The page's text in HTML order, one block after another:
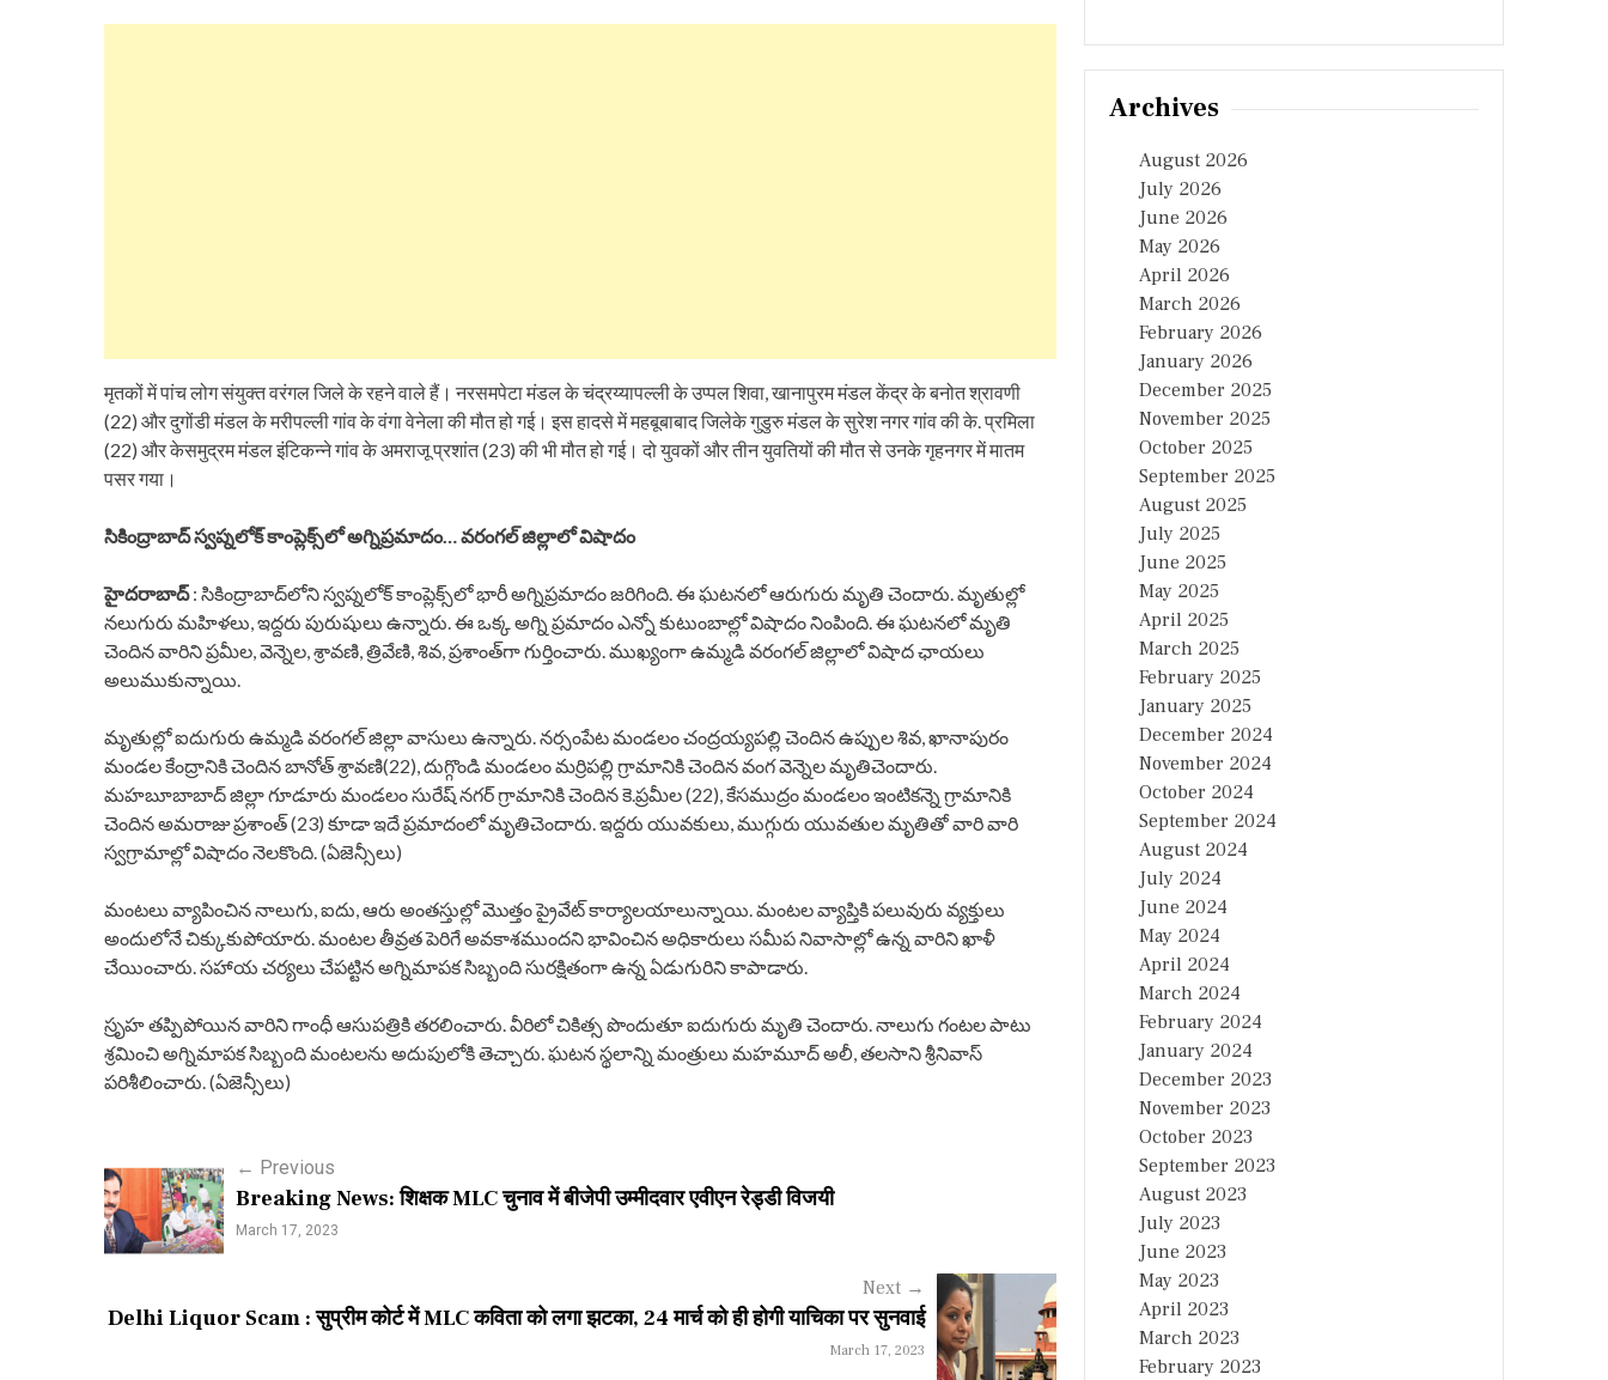
मृतकों में पांच लोग संयुक्त वरंगल जिले के रहने वाले हैं। नरसमपेटा मंडल के चंद्रय्यापल्ली के उप्पल शिवा, खानापुरम मंडल केंद्र के बनोत श्रावणी
(22) और दुगोंडी मंडल के मरीपल्ली गांव के वंगा वेनेला की मौत हो गई। इस हादसे में महबूबाबाद जिलेके गुडुरु मंडल के सुरेश नगर गांव की के. प्रमिला
(22) और केसमुद्रम मंडल इंटिकन्ने गांव के अमराजू प्रशांत (23) की भी मौत हो गई। दो युवकों और तीन युवतियों की मौत से उनके गृहनगर में मातम
पसर गया।
సికింద్రాబాద్‌ స్వప్నలోక్‌ కాంప్లెక్స్‌లో అగ్నిప్రమాదం… వరంగల్ జిల్లాలో విషాదం
హైదరాబాద్: సికింద్రాబాద్‌లోని స్వప్నలోక్‌ కాంప్లెక్స్‌లో భారీ అగ్నిప్రమాదం జరిగింది. ఈ ఘటనలో ఆరుగురు మృతి చెందారు. మృతుల్లో
నలుగురు మహిళలు, ఇద్దరు పురుషులు ఉన్నారు. ఈ ఒక్క అగ్ని ప్రమాదం ఎన్నో కుటుంబాల్లో విషాదం నింపింది. ఈ ఘటనలో మృతి
చెందిన వారిని ప్రమీల, వెన్నెల, శ్రావణి, త్రివేణి, శివ, ప్రశాంత్‌గా గుర్తించారు. ముఖ్యంగా ఉమ్మడి వరంగల్ జిల్లాలో విషాద ఛాయలు
అలుముకున్నాయి.
మృతుల్లో ఐదుగురు ఉమ్మడి వరంగల్ జిల్లా వాసులు ఉన్నారు. నర్సంపేట మండలం చంద్రయ్యపల్లి చెందిన ఉప్పుల శివ, ఖానాపురం
మండల కేంద్రానికి చెందిన బానోత్ శ్రావణి(22), దుగ్గొండి మండలం మర్రిపల్లి గ్రామానికి చెందిన వంగ వెన్నెల మృతిచెందారు.
మహబూబాబాద్ జిల్లా గూడూరు మండలం సురేష్ నగర్ గ్రామానికి చెందిన కె.ప్రమీల (22), కేసముద్రం మండలం ఇంటికన్నె గ్రామానికి
చెందిన అమరాజు ప్రశాంత్ (23) కూడా ఇదే ప్రమాదంలో మృతిచెందారు. ఇద్దరు యువకులు, ముగ్గురు యువతుల మృతితో వారి వారి
స్వగ్రామాల్లో విషాదం నెలకొంది. (ఏజెన్సీలు)
మంటలు వ్యాపించిన నాలుగు, ఐదు, ఆరు అంతస్తుల్లో మొత్తం ప్రైవేట్‌ కార్యాలయాలున్నాయి. మంటల వ్యాప్తికి పలువురు వ్యక్తులు
అందులోనే చిక్కుకుపోయారు. మంటల తీవ్రత పెరిగే అవకాశముందని భావించిన అధికారులు సమీప నివాసాల్లో ఉన్న వారిని ఖాళీ
చేయించారు. సహాయ చర్యలు చేపట్టిన అగ్నిమాపక సిబ్బంది సురక్షితంగా ఉన్న ఏడుగురిని కాపాడారు.
స్రృహ తప్పిపోయిన వారిని గాంధీ ఆసుపత్రికి తరలించారు. వీరిలో చికిత్స పొందుతూ ఐదుగురు మృతి చెందారు. నాలుగు గంటల పాటు
శ్రమించి అగ్నిమాపక సిబ్బంది మంటలను అదుపులోకి తెచ్చారు. ఘటన స్థలాన్ని మంత్రులు మహమూద్‌ అలీ, తలసాని శ్రీనివాస్‌
పరిశీలించారు. (ఏజెన్సీలు)
P
o
s
t
← Previous
Breaking News: शिक्षक MLC चुनाव में बीजेपी उम्मीदवार एवीएन रेड्डी विजयी
March 17, 2023
Next →
Delhi Liquor Scam : सुप्रीम कोर्ट में MLC कविता को लगा झटका, 24 मार्च को ही होगी याचिका पर सुनवाई
March 17, 2023
Archives
August 2026
July 2026
June 2026
May 2026
April 2026
March 2026
February 2026
January 2026
December 2025
November 2025
October 2025
September 2025
August 2025
July 2025
June 2025
May 2025
April 2025
March 2025
February 2025
January 2025
December 2024
November 2024
October 2024
September 2024
August 2024
July 2024
June 2024
May 2024
April 2024
March 2024
February 2024
January 2024
December 2023
November 2023
October 2023
September 2023
August 2023
July 2023
June 2023
May 2023
April 2023
March 2023
February 2023